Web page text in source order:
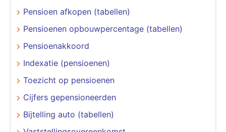
Pensioen afkopen (tabellen)
Pensioenen opbouwpercentage (tabellen)
Pensioenakkoord
Indexatie (pensioenen)
Toezicht op pensioenen
Cijfers gepensioneerden
Bijtelling auto (tabellen)